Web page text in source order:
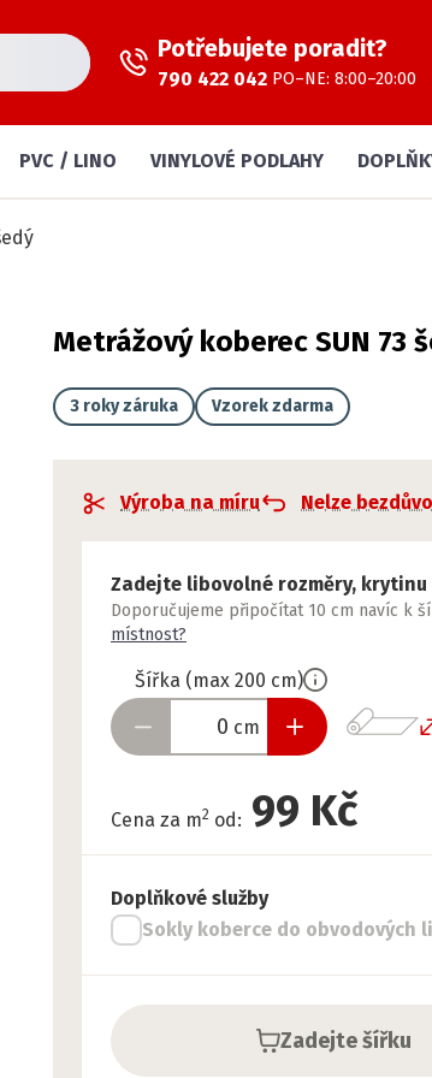
Potřebujete poradit?
790 422 042 PO–NE: 8:00–20:00
PVC / LINO VINYLOVÉ PODLAHY
Metrážový koberec SUN 73
3 roky záruka Vzorek zdarma
Výroba na míru Nelze
Zadejte libovolné rozměry, krytinu
Doporučujeme připočítat 10 cm navíc k
místnost?
Šířka (max 200 cm)
cm
Cena za m2 od: 99 Kč
Doplňkové služby
Sokly koberce do obvodových
Zadejte šířku